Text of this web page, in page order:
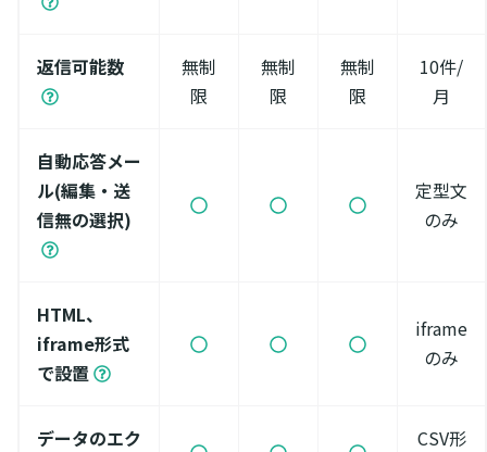
返信可能数
無制
限
無制
限
無制
限
10件/
月
自動応答メー
ル(編集・送
信無の選択)
定型文
のみ
HTML、
iframe形式
で設置
iframe
のみ
データのエク
CSV形